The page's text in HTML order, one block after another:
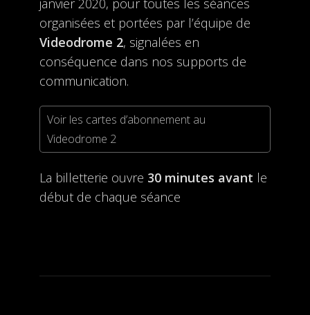
janvier 2020, pour toutes les séances
organisées et portées par l’équipe de
Videodrome 2, signalées en
conséquence dans nos supports de
communication.
Voir les cartes d’abonnement au
Videodrome 2
La billetterie ouvre 30 minutes avant le
début de chaque séance